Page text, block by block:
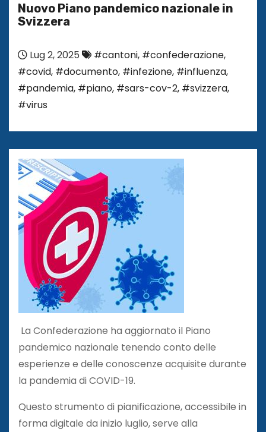
Nuovo Piano pandemico nazionale in
Svizzera
Lug 2, 2025 #cantoni, #confederazione,
#covid, #documento, #infezione, #influenza,
#pandemia, #piano, #sars-cov-2, #svizzera,
#virus
La Confederazione ha aggiornato il Piano
pandemico nazionale tenendo conto delle
esperienze e delle conoscenze acquisite durante
la pandemia di COVID-19.
Questo strumento di pianificazione, accessibile in
forma digitale da inizio luglio, serve alla